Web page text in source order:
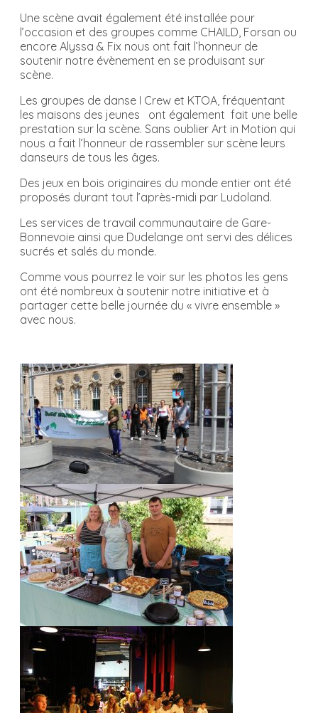
Une scène avait également été installée pour
l’occasion et des groupes comme CHAILD, Forsan ou
encore Alyssa & Fix nous ont fait l’honneur de
soutenir notre évènement en se produisant sur
scène.
Les groupes de danse I Crew et KTOA, fréquentant
les maisons des jeunes ont également fait une belle
prestation sur la scène. Sans oublier Art in Motion qui
nous a fait l’honneur de rassembler sur scène leurs
danseurs de tous les âges.
Des jeux en bois originaires du monde entier ont été
proposés durant tout l’après-midi par Ludoland.
Les services de travail communautaire de Gare-
Bonnevoie ainsi que Dudelange ont servi des délices
sucrés et salés du monde.
Comme vous pourrez le voir sur les photos les gens
ont été nombreux à soutenir notre initiative et à
partager cette belle journée du « vivre ensemble »
avec nous.